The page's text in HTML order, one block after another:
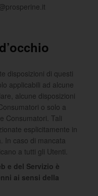
disposizioni di questi
applicabili ad alcune
alcune disposizioni
o solo a
Consumatori. Tali
esplicitamente in
In caso di mancata
a tutti gli Utenti.
e del Servizio è
ai sensi della